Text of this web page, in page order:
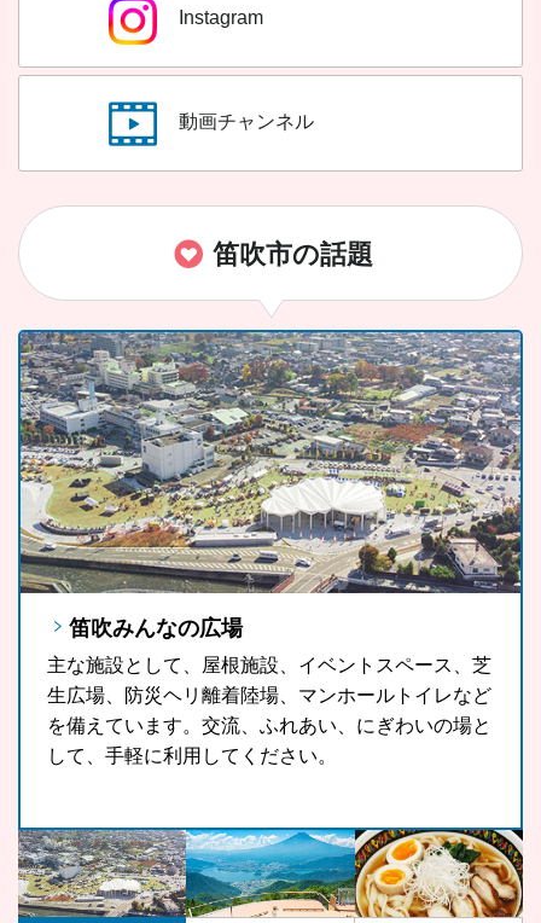
Instagram
動画チャンネル
笛吹市の話題
笛吹みんなの広場
主な施設として、屋根施設、イベントスペース、芝
生広場、防災ヘリ離着陸場、マンホールトイレなど
を備えています。交流、ふれあい、にぎわいの場と
して、手軽に利用してください。
FUJIYAMAツインテラス
FUJIYAMAツインテラスは、河口湖や山中湖、世界
文化遺産に登録されている富士山が一望できる眺望
スポットです。
笛吹市ソウルフード「ラーほー」
山梨県の郷土料理である「ほうとう」をもっと気軽
に、もっと多くの観光客の皆さんに、また地域の皆
さんに召し上がっていただきたいという思いから開
発したラーほー。お気に入りの1杯を見つけてみま